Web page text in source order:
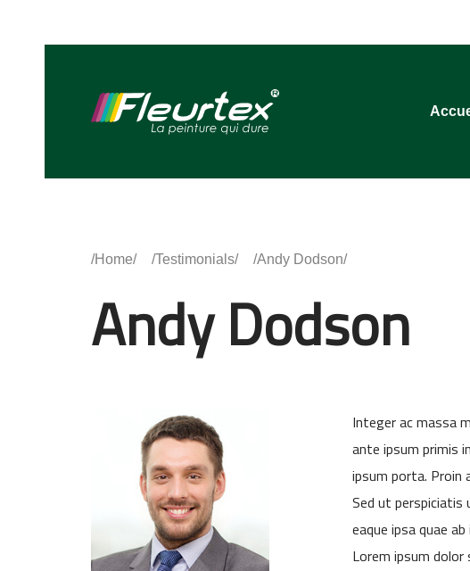
Home Testimonials Andy Dodson
Andy Dodson
Integer ac massa
ante ipsum primis
ipsum porta. Proin
Sed ut
eaque ipsa quae
Lorem ipsum